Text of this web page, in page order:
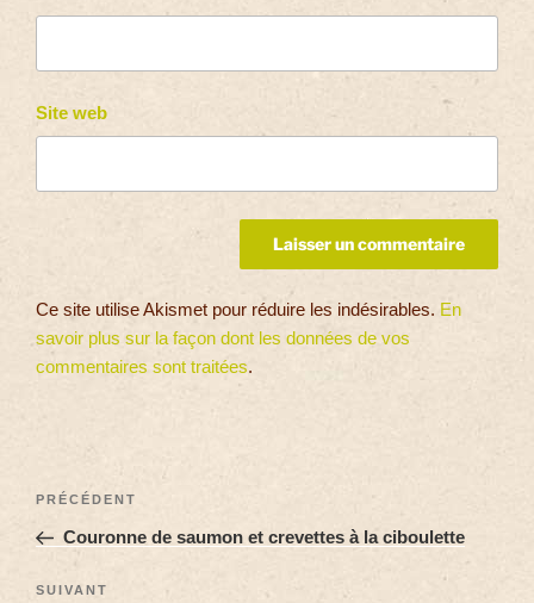
Site web
Ce site utilise Akismet pour réduire les indésirables. En
savoir plus sur la façon dont les données de vos
commentaires sont traitées.
PRÉCÉDENT
Couronne de saumon et crevettes à la ciboulette
SUIVANT